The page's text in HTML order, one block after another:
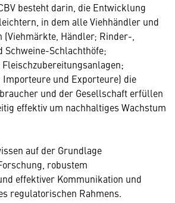
besteht darin, die Entwicklung
in dem alle Viehhändler und
Händler; Rinder-,
Schweine-Schlachthöfe;
und Exporteure) die
und der Gesellschaft erfüllen
effektiv um nachhaltiges Wachstum
auf der Grundlage
robustem
effektiver Kommunikation und
regulatorischen Rahmens.